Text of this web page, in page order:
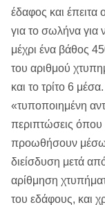
έδαφος και έπειτα
για το σωλήνα για
μέχρι ένα βάθος
του αριθμού
και το τρίτο 6
«τυποποιημένη
περιπτώσεις όπου
προωθήσουν μέσω
διείσδυση μετά
αρίθμηση
του εδάφους, και